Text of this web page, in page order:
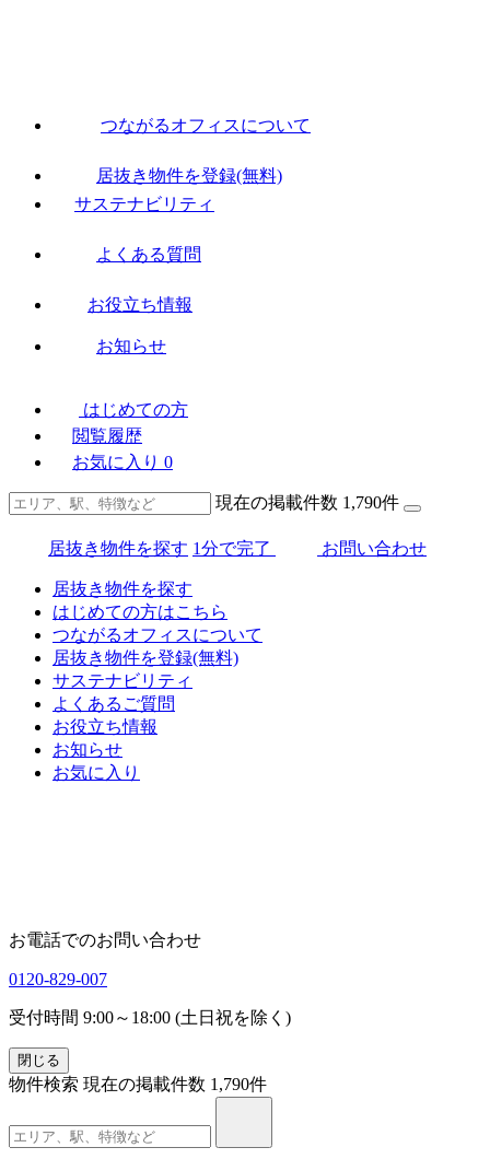
つながるオフィスについて
居抜き物件を登録(無料)
サステナビリティ
よくある質問
お役立ち情報
お知らせ
はじめての方
閲覧履歴
お気に入り 0
現在の掲載件数 1,790件
居抜き物件を探す 1分で完了 お問い合わせ
居抜き物件を探す
はじめての方はこちら
つながるオフィスについて
居抜き物件を登録(無料)
サステナビリティ
よくあるご質問
お役立ち情報
お知らせ
お気に入り
お電話でのお問い合わせ
0120-829-007
受付時間 9:00～18:00 (土日祝を除く)
閉じる
物件検索 現在の掲載件数 1,790件